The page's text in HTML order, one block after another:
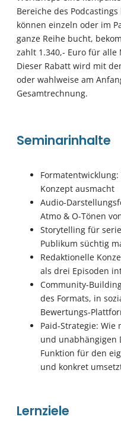
Bereiche des
können einzeln oder im
ganze Reihe bucht,
zahlt 1.340,- Euro für alle
Dieser Rabatt wird mit
oder wahlweise am
Gesamtrechnung.
Seminarinhalte
Konzept ausmacht
Audio-
Atmo & O-Tönen
Storytelling für
Publikum süchtig
Redaktionelle
als drei Episoden
Community-
des Formats, in
Bewertungs-
Paid-Strategie: Wie
und unabhängigen
Funktion für den
und konkret
Lernziele